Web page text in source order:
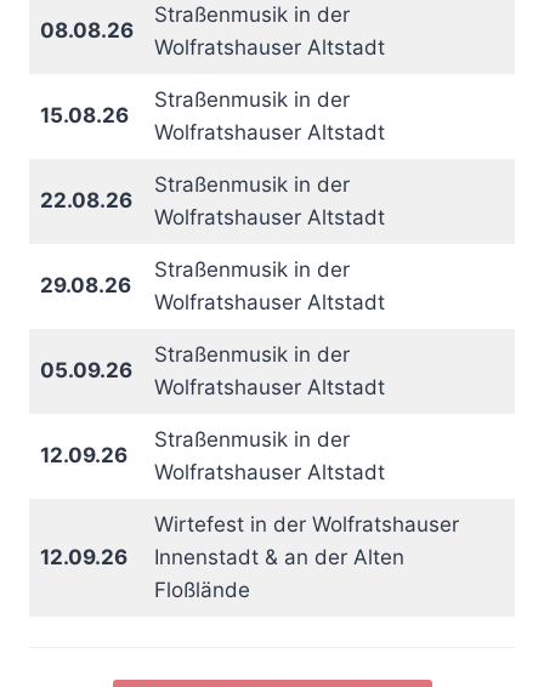
08.08.26
Straßenmusik in der
Wolfratshauser Altstadt
15.08.26
Straßenmusik in der
Wolfratshauser Altstadt
22.08.26
Straßenmusik in der
Wolfratshauser Altstadt
29.08.26
Straßenmusik in der
Wolfratshauser Altstadt
05.09.26
Straßenmusik in der
Wolfratshauser Altstadt
12.09.26
Straßenmusik in der
Wolfratshauser Altstadt
12.09.26
Wirtefest in der Wolfratshauser
Innenstadt & an der Alten
Floßlände